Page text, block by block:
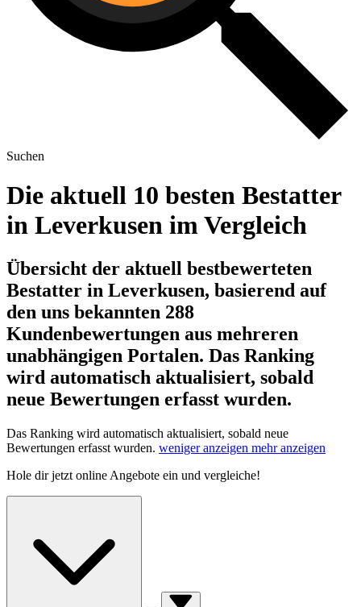
Suchen
Die aktuell 10 besten Bestatter
in Leverkusen im Vergleich
Übersicht der aktuell bestbewerteten
Bestatter in Leverkusen, basierend auf
den uns bekannten 288
Kundenbewertungen aus mehreren
unabhängigen Portalen. Das Ranking
wird automatisch aktualisiert, sobald
neue Bewertungen erfasst wurden.
Das Ranking wird automatisch aktualisiert, sobald neue
Bewertungen erfasst wurden. weniger anzeigen mehr anzeigen
Hole dirjetzt online Angebote ein und vergleiche!